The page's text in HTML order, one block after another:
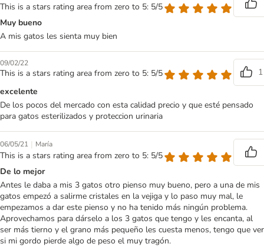
This is a stars rating area from zero to 5: 5/5
Muy bueno
A mis gatos les sienta muy bien
09/02/22
This is a stars rating area from zero to 5: 5/5
1
excelente
De los pocos del mercado con esta calidad precio y que esté pensado
para gatos esterilizados y proteccion urinaria
06/05/21 | María
This is a stars rating area from zero to 5: 5/5
De lo mejor
Antes le daba a mis 3 gatos otro pienso muy bueno, pero a una de mis
gatos empezó a salirme cristales en la vejiga y lo paso muy mal, le
empezamos a dar este pienso y no ha tenido más ningún problema.
Aprovechamos para dárselo a los 3 gatos que tengo y les encanta, al
ser más tierno y el grano más pequeño les cuesta menos, tengo que ver
si mi gordo pierde algo de peso el muy tragón.